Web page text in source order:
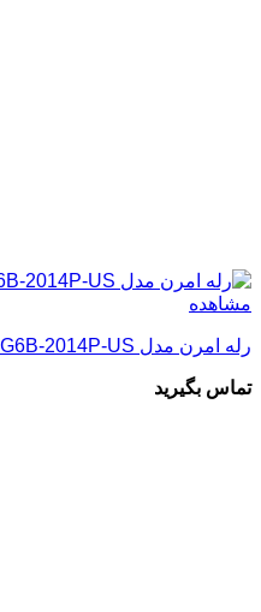
مشاهده
رله امرن مدل G6B-2014P-US دارای 12 ولت و 6 پین
تماس بگیرید